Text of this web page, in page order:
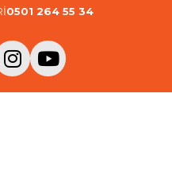
0501 264 55 34